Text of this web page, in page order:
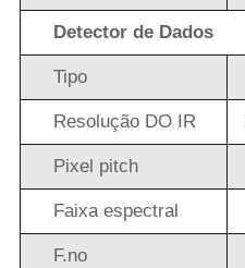
Detector de Dados
Tipo
Resolução DO IR
Pixel pitch
Faixa espectral
F.no